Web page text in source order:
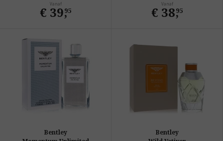
Vanaf
€ 39,
95
Vanaf
€ 38,
95
Bentley
Bentley